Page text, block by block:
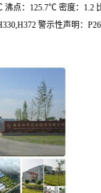
沸点：125.7℃ 密度：1.2
警示性声明：